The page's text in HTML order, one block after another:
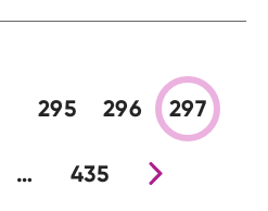
295 296 297
… 435Nova stran